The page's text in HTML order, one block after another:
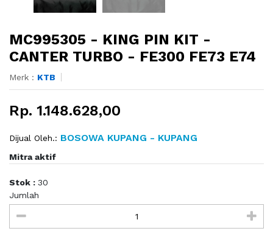
MC995305 - KING PIN KIT -
CANTER TURBO - FE300 FE73 E74
Merk : KTB
Rp. 1.148.628,00
Dijual Oleh.: BOSOWA KUPANG - KUPANG
Mitra aktif
Stok : 30
Jumlah